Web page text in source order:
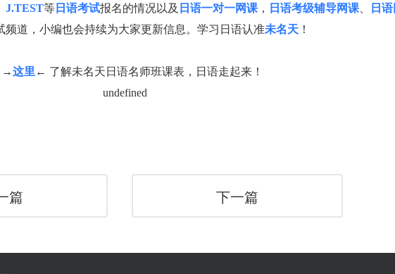
J.TEST等 日语考试报名的情况以及 日语一对一网课 ， 日语考级辅导网课
日语
道，小编也会持续为大家更新信息。 学习日语认准未名天 ！
→这里 ← 了解未名天日语名师班课表，日语走起来！
篇 下一篇